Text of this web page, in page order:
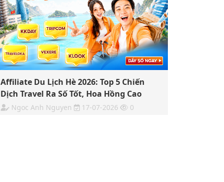
Affiliate Du Lịch Hè 2026: Top 5 Chiến
Dịch Travel Ra Số Tốt, Hoa Hồng Cao
Ngoc Anh Nguyen 17-07-2026 0